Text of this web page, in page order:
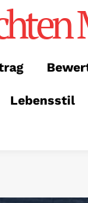
Lebensstil